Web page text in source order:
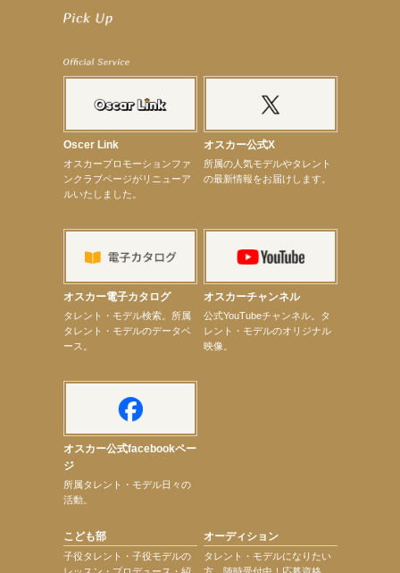
【笛木優子】8月13日（木）ドラマ『大空港〜GATE24〜』ゲスト出演決定！
【elfin’】7thシングル『全世界』がFMたいはくでO.A.決定♪
【elfin’】7thシングル『全世界』がFM-UUでO.A.決定♪
【elfin’】8月16日（日）「全世界」発売記念イベント決定！
【elfin’】7thシングル『全世界』がFM TANABEでO.A.決定♪
【昆虫ハンター牧田習】8月13日（木）プライムツリー赤池「ふれあい昆虫フェスティバル」トーク
ショーゲスト出演！
【井頭愛海】『小さなお葬式』TV-CM出演！
【定本楓馬】WEB DIGVII 連載企画『東京23時』に登場！
【上戸彩】サントリー「−196」新CM出演！
【elfin’】【小倉舞子】8月9日（日）「MxM’s produce event vol.14」に出演決定！
【elfin’】【辻美優】8月28日（金）「辻美優(elfin’)グレイテスト・ショー」に出演決定！
【elfin’】9月27日（日）「Beauty Voice Theater Reboot Vol.3」開催決定！
Oscer Link
オスカープロモーションファ
ンクラブページがリニューア
ルいたしました。
オスカー公式X
所属の人気モデルやタレント
の最新情報をお届けします。
オスカー電子カタログ
タレント・モデル検索。所属
タレント・モデルのデータベ
ース。
オスカーチャンネル
公式YouTubeチャンネル。タ
レント・モデルのオリジナル
映像。
オスカー公式facebookペー
ジ
所属タレント・モデル日々の
活動。
こども部
子役タレント・子役モデルの
オーディション
タレント・モデルになりたい